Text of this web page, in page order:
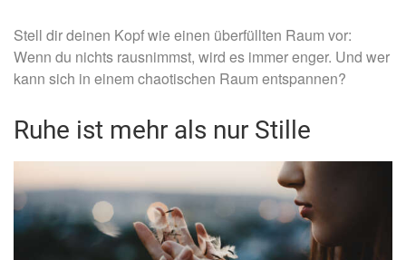
Stell dir deinen Kopf wie einen überfüllten Raum vor:
Wenn du nichts rausnimmst, wird es immer enger. Und wer
kann sich in einem chaotischen Raum entspannen?
Ruhe ist mehr als nur Stille